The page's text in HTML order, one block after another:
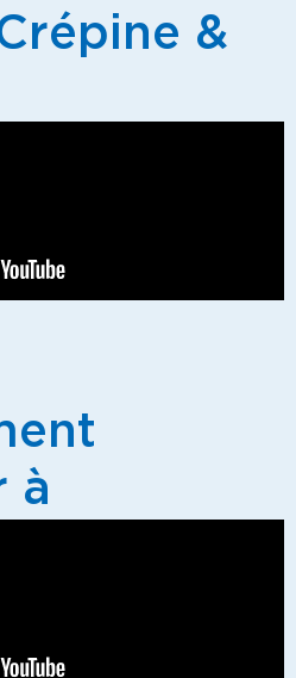
&
à